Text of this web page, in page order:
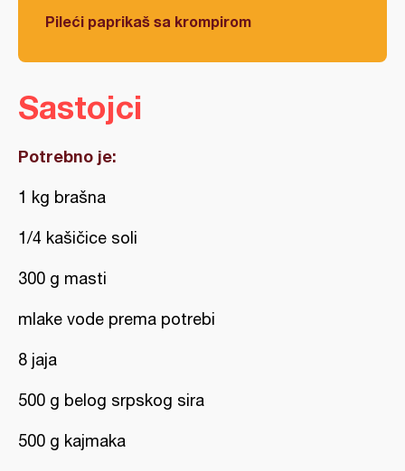
Pileći paprikaš sa krompirom
Sastojci
Potrebno je:
1 kg brašna
1/4 kašičice soli
300 g masti
mlake vode prema potrebi
8 jaja
500 g belog srpskog sira
500 g kajmaka